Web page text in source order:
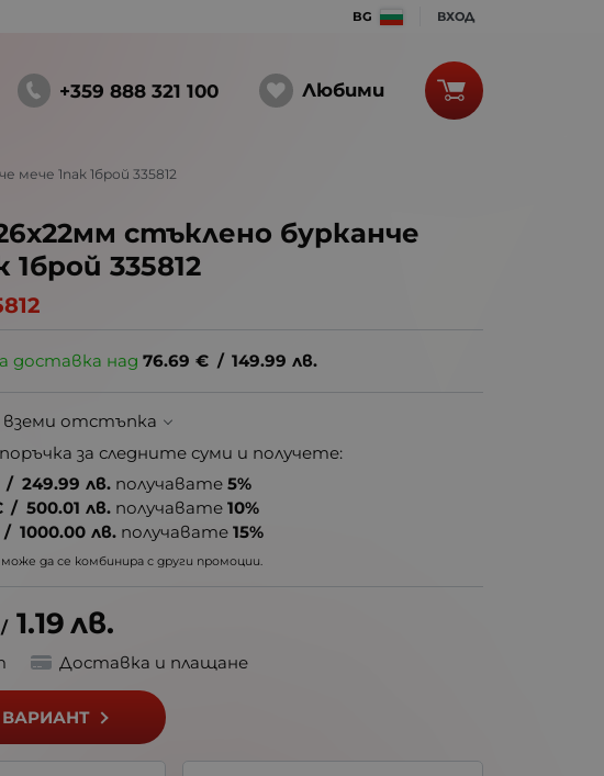
BG ВХОД
+359 888 321 100 Любими
мече 1пак 1брой 335812
стъклено бурканче
1брой 335812
доставка над76.69 € / 149.99 лв.
вземи отстъпка
за следните суми и получете:
/ 249.99 лв.получавате 5%
/ 500.01 лв.получавате 10%
/ 1000.00 лв.получавате 15%
да се комбинира с други промоции.
/ 1.19лв.
Доставка и плащане
ВАРИАНТ